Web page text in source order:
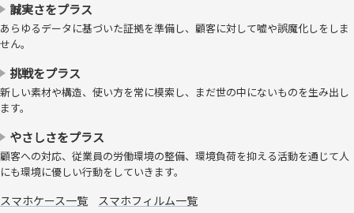
指紋が拭き取りやすい、「防指紋」
き取りやすくします。
完全に付着しないというものではありません。
誠実さをプラス
あらゆるデータに基づいた証拠を準備し、顧客に対して嘘や誤魔化しをしま
せん。
挑戦をプラス
新しい素材や構造、使い方を常に模索し、まだ世の中にないものを生み出し
ます。
やさしさをプラス
顧客への対応、従業員の労働環境の整備、環境負荷を抑える活動を通じて人
にも環境に優しい行動をしていきます。
スマホケース一覧 スマホフィルム一覧